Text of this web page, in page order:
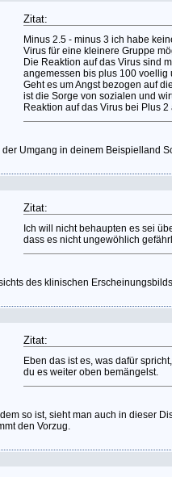
Zitat:
Minus 2.5 - minus 3 ich habe
Virus für eine kleinere Gruppe
Die Reaktion auf das Virus sind
angemessen bis plus 100
Geht es um Angst bezogen auf
ist die Sorge von sozialen und
Reaktion auf das Virus bei Plus
der Umgang in deinem Beispielland
Zitat:
Ich will nicht behaupten es sei
dass es nicht ungewöhlich
des klinischen
Zitat:
Eben das ist es, was dafür
du es weiter oben bemängelst.
so ist, sieht man auch in dieser
den Vorzug.